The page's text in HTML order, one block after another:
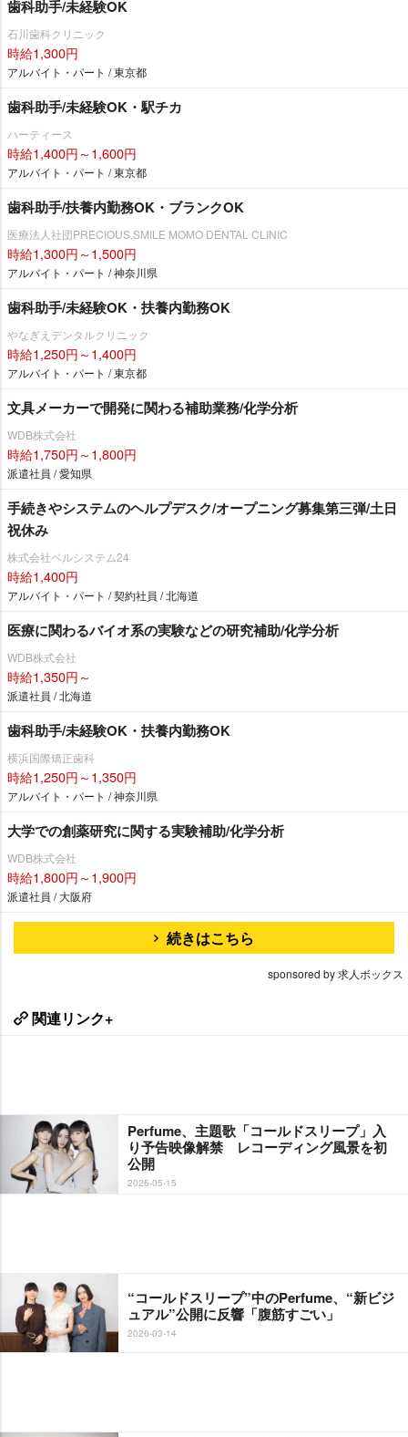
歯科助手/未経験OK
石川歯科クリニック
時給1,300円
アルバイト・パート / 東京都
歯科助手/未経験OK・駅チカ
ハーティース
時給1,400円～1,600円
アルバイト・パート / 東京都
歯科助手/扶養内勤務OK・ブランクOK
医療法人社団PRECIOUS.SMILE MOMO DENTAL CLINIC
時給1,300円～1,500円
アルバイト・パート / 神奈川県
歯科助手/未経験OK・扶養内勤務OK
なぎえデンタルクリニック
時給1,250円～1,400円
アルバイト・パート / 東京都
文具メーカーで開発に関わる補助業務/化学分析
WDB株式会社
時給1,750円～1,800円
派遣社員 / 愛知県
手続きやシステムのヘルプデスク/オープニング募集第三弾/土日
祝休み
株式会社ベルシステム24
時給1,400円
アルバイト・パート / 契約社員 / 北海道
医療に関わるバイオ系の実験などの研究補助/化学分析
WDB株式会社
時給1,350円～
派遣社員 / 北海道
歯科助手/未経験OK・扶養内勤務OK
横浜国際矯正歯科
時給1,250円～1,350円
アルバイト・パート / 神奈川県
大学での創薬研究に関する実験補助/化学分析
WDB株式会社
時給1,800円～1,900円
派遣社員 / 大阪府
続きはこちら
sponsored by 求人ボックス
関連リンク+
Perfume、主題歌「コールドスリープ」入
り予告映像解禁 レコーディング風景を初
公開
2026-05-15
“コールドスリープ”中のPerfume、“新ビジ
ュアル”公開に反響「腹筋すごい」
2026-03-14